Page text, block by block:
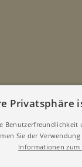
Privatsphäre
Benutzerfreundlichkeit
Sie der
Informationen zum